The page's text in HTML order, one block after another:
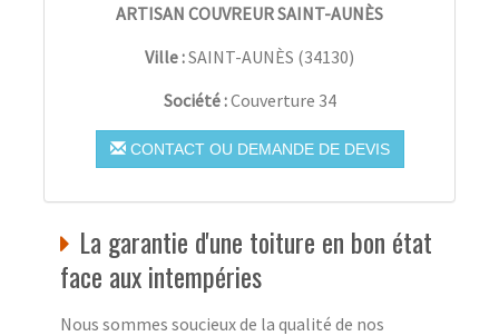
ARTISAN COUVREUR SAINT-AUNÈS
Ville :SAINT-AUNÈS (34130)
Société :Couverture 34
CONTACT OU DEMANDE DE DEVIS
La garantie d'une toiture en bon état
face aux intempéries
Nous sommes soucieux de la qualité de nos